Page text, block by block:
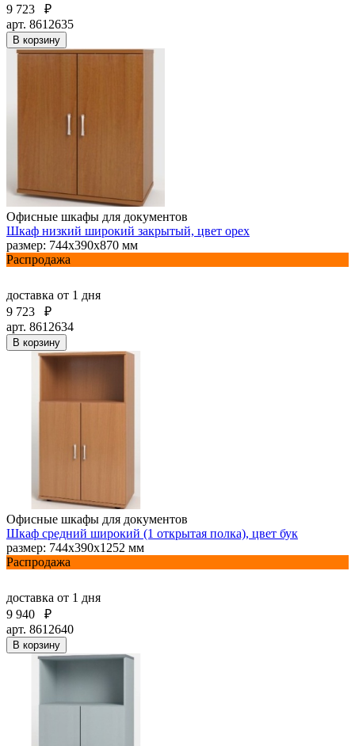
9 723
₽
арт. 8612635
В корзину
Офисные шкафы для документов
Шкаф низкий широкий закрытый, цвет орех
размер: 744х390х870 мм
Распродажа
доставка от 1 дня
9 723
₽
арт. 8612634
В корзину
Офисные шкафы для документов
Шкаф средний широкий (1 открытая полка), цвет бук
размер: 744х390х1252 мм
Распродажа
доставка от 1 дня
9 940
₽
арт. 8612640
В корзину